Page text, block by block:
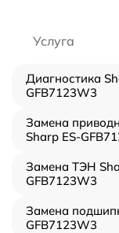
Услуга
Диагностика
GFB7123W3
Замена
Sharp ES-
Замена ТЭН
GFB7123W3
Замена
GFB7123W3